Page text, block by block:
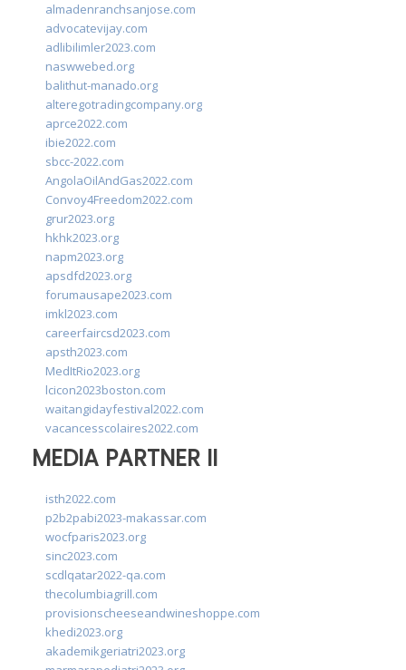
almadenranchsanjose.com
advocatevijay.com
adlibilimler2023.com
naswwebed.org
balithut-manado.org
alteregotradingcompany.org
aprce2022.com
ibie2022.com
sbcc-2022.com
AngolaOilAndGas2022.com
Convoy4Freedom2022.com
grur2023.org
hkhk2023.org
napm2023.org
apsdfd2023.org
forumausape2023.com
imkl2023.com
careerfaircsd2023.com
apsth2023.com
MedItRio2023.org
lcicon2023boston.com
waitangidayfestival2022.com
vacancesscolaires2022.com
MEDIA PARTNER II
isth2022.com
p2b2pabi2023-makassar.com
wocfparis2023.org
sinc2023.com
scdlqatar2022-qa.com
thecolumbiagrill.com
provisionscheeseandwineshoppe.com
khedi2023.org
akademikgeriatri2023.org